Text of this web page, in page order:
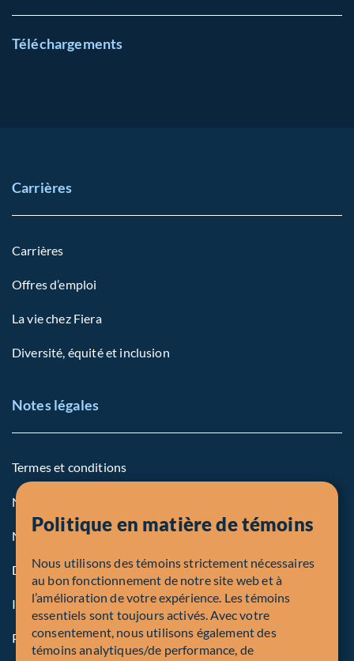
Téléchargements
Carrières
Carrières
Offres d’emploi
La vie chez Fiera
Diversité, équité et inclusion
Notes légales
Termes et conditions
Notre politique sur les témoins
Note légale aux personnes des États-Unis
Dénonciation
Inscriptions et autorités
Procédure de plainte en bref
Politique en matière de témoins
Nous utilisons des témoins strictement nécessaires
au bon fonctionnement de notre site web et à
l’amélioration de votre expérience. Les témoins
essentiels sont toujours activés. Avec votre
consentement, nous utilisons également des
témoins analytiques/de performance, de